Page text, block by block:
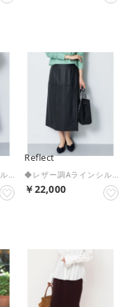
◆レザー調Aラインシルエットスカート （ブラウン(044)）
Reflect
◆レザー調Aラインシルエットスカート （ブラック(019)）
￥22,000